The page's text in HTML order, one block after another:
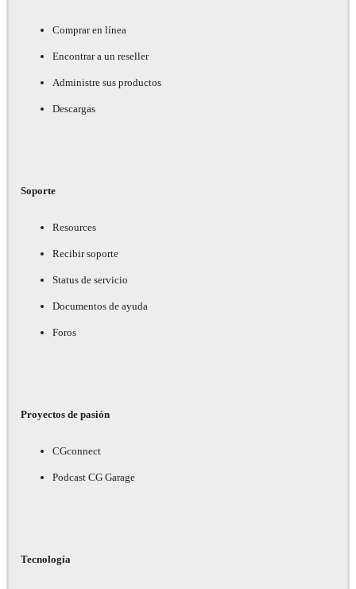
Comprar en línea
Encontrar a un reseller
Administre sus productos
Descargas
Soporte
Resources
Recibir soporte
Status de servicio
Documentos de ayuda
Foros
Proyectos de pasión
CGconnect
Podcast CG Garage
Tecnología